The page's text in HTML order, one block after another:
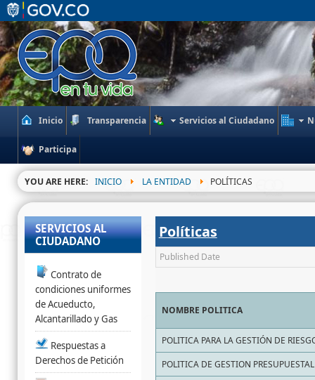
Inicio Transparencia Servicios al Ciudadano
Participa
YOU ARE HERE: INICIO LA ENTIDAD POLÍTICAS
Políticas
Published Date
NOMBRE POLITICA
POLITICA PARA LA GESTIÓN DE
POLITICA DE GESTION
SERVICIOS AL
CIUDADANO
Contrato de
condiciones uniformes
de Acueducto,
Alcantarillado y Gas
Respuestas a
Derechos de Petición